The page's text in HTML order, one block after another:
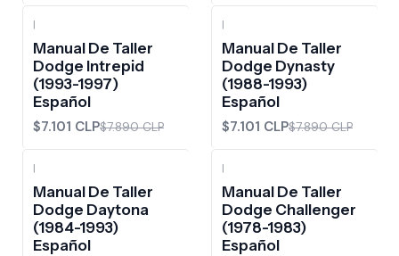
|
Manual De Taller
Dodge Intrepid
(1993-1997)
Español
$7.101 CLP$7.890 CLP
|
Manual De Taller
Dodge Dynasty
(1988-1993)
Español
$7.101 CLP$7.890 CLP
|
Manual De Taller
Dodge Daytona
(1984-1993)
Español
|
Manual De Taller
Dodge Challenger
(1978-1983)
Español